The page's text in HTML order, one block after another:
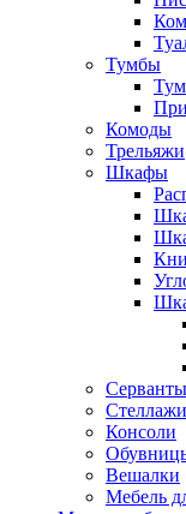
Тумбы
Комоды
Трельяжи
Шкафы
Серванты
Консоли
Вешалки
Мебель